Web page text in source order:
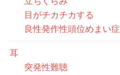
目がチカチカする
良性発作性頭位めまい症
耳
突発性難聴